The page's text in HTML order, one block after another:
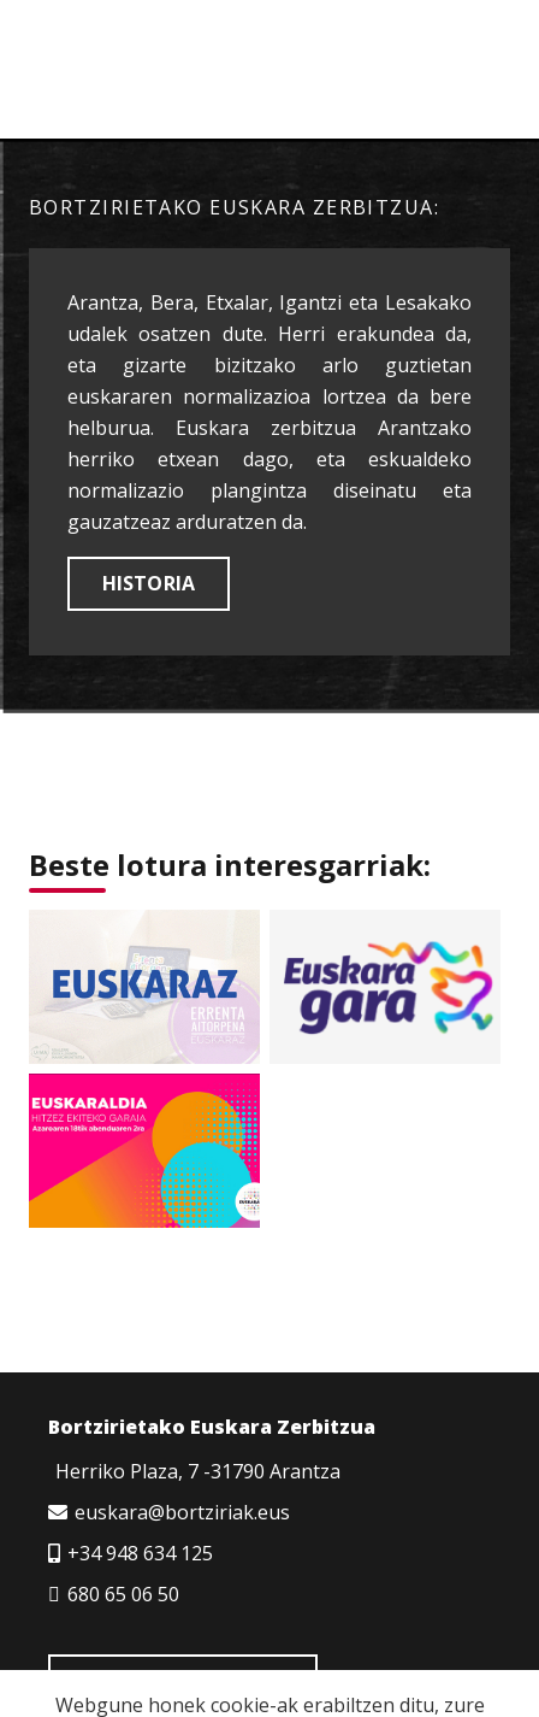
BORTZIRIETAKO EUSKARA ZERBITZUA:
Arantza, Bera, Etxalar, Igantzi eta Lesakako
udalek osatzen dute. Herri erakundea da,
eta gizarte bizitzako arlo guztietan
euskararen normalizazioa lortzea da bere
helburua. Euskara zerbitzua Arantzako
herriko etxean dago, eta eskualdeko
normalizazio plangintza diseinatu eta
gauzatzeaz arduratzen da.
HISTORIA
Beste lotura interesgarriak:
Bortzirietako Euskara Zerbitzua
Herriko Plaza, 7 -31790 Arantza
euskara@bortziriak.eus
+34 948 634 125
680 65 06 50
Webgune honek cookie-ak erabiltzen ditu, zure